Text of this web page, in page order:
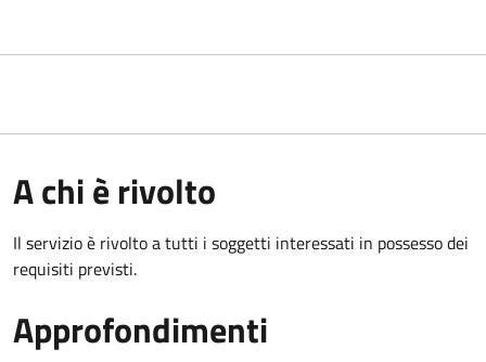
A chi è rivolto
Il servizio è rivolto a tutti i soggetti interessati in possesso dei
requisiti previsti.
Approfondimenti